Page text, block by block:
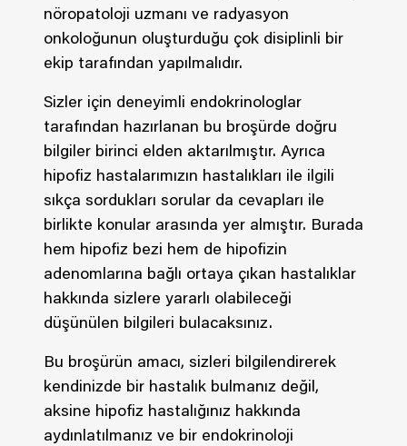
nöropatoloji uzmanı ve radyasyon
onkoloğunun oluşturduğu çok disiplinli bir
ekip tarafından yapılmalıdır.
Sizler için deneyimli endokrinologlar
tarafından hazırlanan bu broşürde doğru
bilgiler birinci elden aktarılmıştır. Ayrıca
hipofiz hastalarımızın hastalıkları ile ilgili
sıkça sordukları sorular da cevapları ile
birlikte konular arasında yer almıştır. Burada
hem hipofiz bezi hem de hipofizin
adenomlarına bağlı ortaya çıkan hastalıklar
hakkında sizlere yararlı olabileceği
düşünülen bilgileri bulacaksınız.
Bu broşürün amacı, sizleri bilgilendirerek
kendinizde bir hastalık bulmanız değil,
aksine hipofiz hastalığınız hakkında
aydınlatılmanız ve bir endokrinoloji